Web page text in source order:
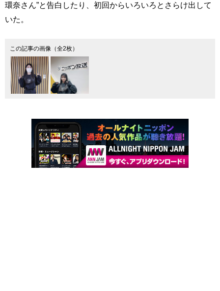
環奈さん”と告白したり、初回からいろいろとさらけ出して
いた。
この記事の画像（全2枚）